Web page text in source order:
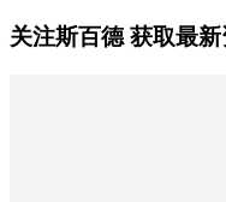
关注斯百德 获取最